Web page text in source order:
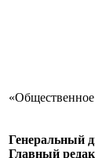
Генеральный
Главный